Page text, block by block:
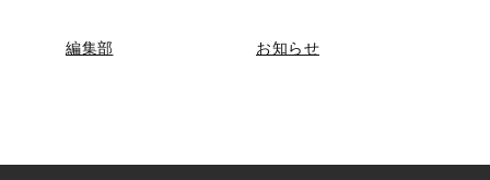
編集部 お知らせ